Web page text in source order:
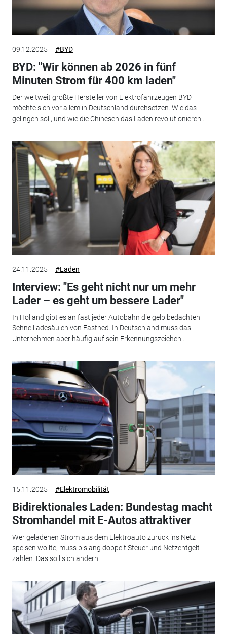
09.12.2025 #BYD
BYD: "Wir können ab 2026 in fünf
Minuten Strom für 400 km laden"
Der weltweit größte Hersteller von Elektrofahrzeugen BYD
möchte sich vor allem in Deutschland durchsetzen. Wie das
gelingen soll, und wie die Chinesen das Laden revolutionieren...
24.11.2025 #Laden
Interview: "Es geht nicht nur um mehr
Lader – es geht um bessere Lader"
In Holland gibt es an fast jeder Autobahn die gelb bedachten
Schnellladesäulen von Fastned. In Deutschland muss das
Unternehmen aber häufig auf sein Erkennungszeichen...
15.11.2025 #Elektromobilität
Bidirektionales Laden: Bundestag macht
Stromhandel mit E-Autos attraktiver
Wer geladenen Strom aus dem Elektroauto zurück ins Netz
speisen wollte, muss bislang doppelt Steuer und Netzentgelt
zahlen. Das soll sich ändern.